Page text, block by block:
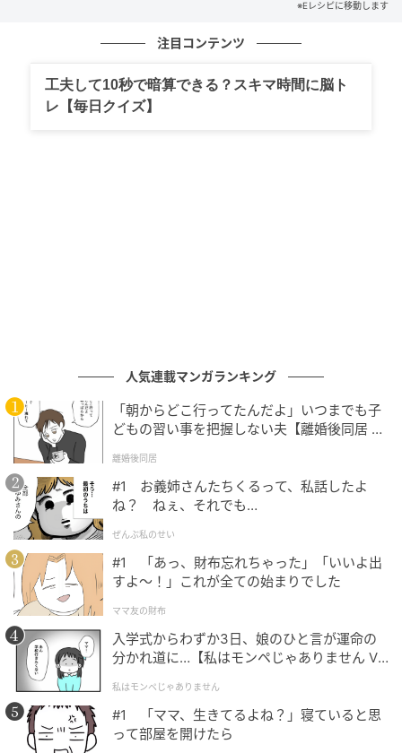
E・レシピ
2. 天板にオーブンシートをしいてオリーブ油を薄くぬ
り、(1)の白身魚と野菜を並べ、野菜に塩コショウを振
る。200℃に予熱しておいたオーブンで10～15分、焼
き色がつくまで焼く。
※Eレシピに移動します
注目コンテンツ
工夫して10秒で暗算できる？スキマ時間に脳ト
レ【毎日クイズ】
人気連載マンガランキング
「朝からどこ行ってたんだよ」いつまでも子
どもの習い事を把握しない夫【離婚後同居 Vo
離婚後同居
#1 お義姉さんたちくるって、私話したよ
ね？ ねぇ、それでも…
ぜんぶ私のせい
#1 「あっ、財布忘れちゃった」「いいよ出
すよ〜！」これが全ての始まりでした
ママ友の財布
入学式からわずか3日、娘のひと言が運命の
分かれ道に…【私はモンペじゃありません Vo
私はモンペじゃありません
#1 「ママ、生きてるよね？」寝ていると思
って部屋を開けたら